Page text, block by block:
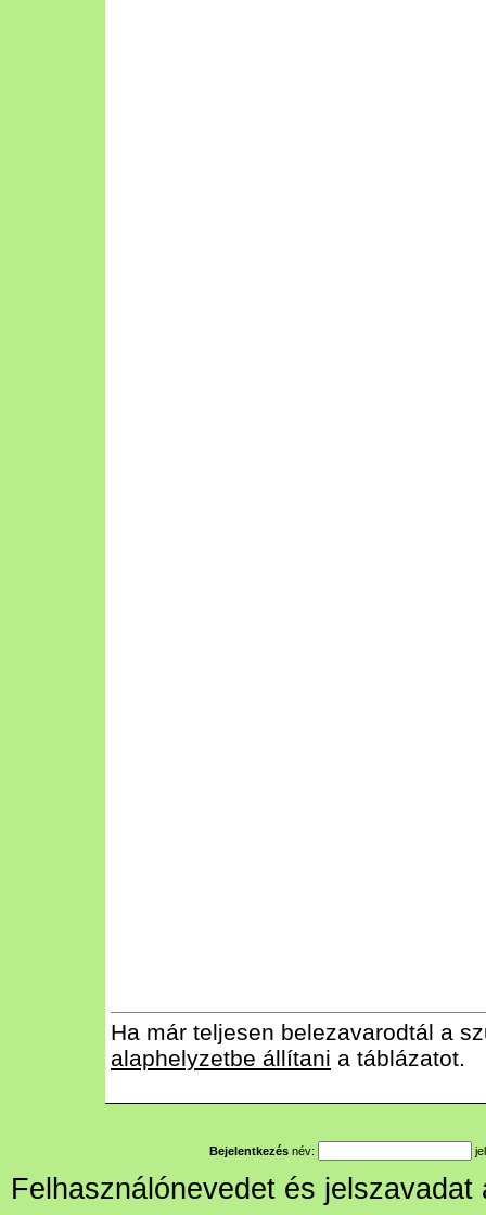
Ha már teljesen belezavarodtál a
alaphelyzetbe állítani a táblázatot.
Bejelentkezés név:
Felhasználónevedet és